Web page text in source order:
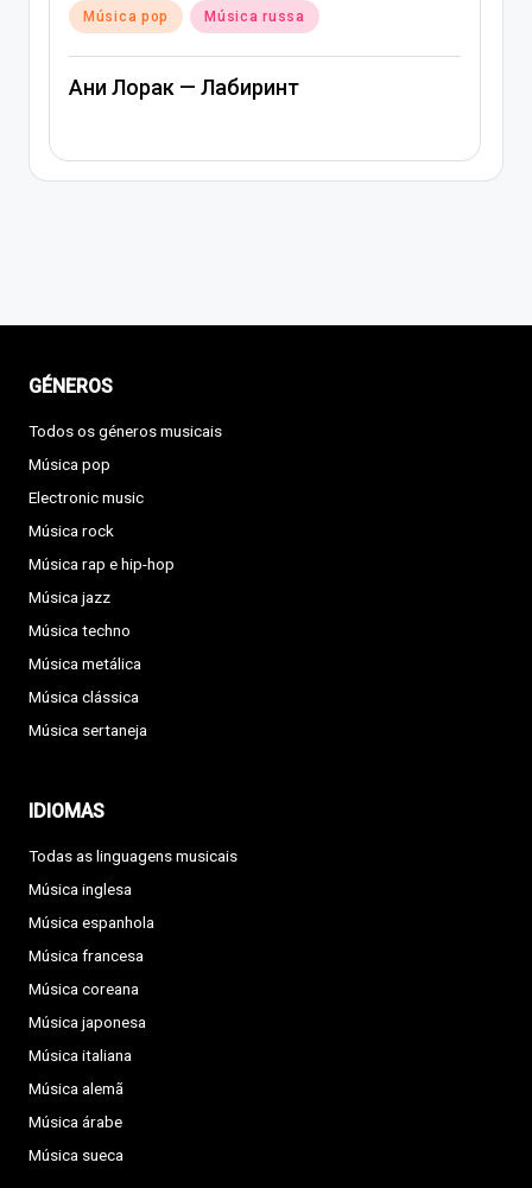
Posted
Música pop Música russa
Ани Лорак — Лабиринт
GÉNEROS
Todos os géneros musicais
Música pop
Electronic music
Música rock
Música rap e hip-hop
Música jazz
Música techno
Música metálica
Música clássica
Música sertaneja
IDIOMAS
Todas as linguagens musicais
Música inglesa
Música espanhola
Música francesa
Música coreana
Música japonesa
Música italiana
Música alemã
Música árabe
Música sueca